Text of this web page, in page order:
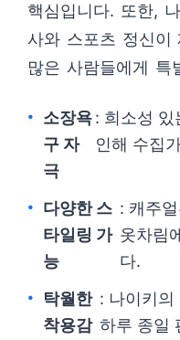
핵심입니다. 또한,
사와 스포츠 정신이
많은 사람들에게 특
소장욕
구 자
극
: 희소성 있
인해 수집
다양한 스
타일링 가
능
: 캐주
옷차림
다.
탁월한
착용감
: 나이키의
하루 종일